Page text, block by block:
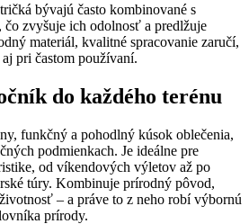
bývajú často kombinované s
čo zvyšuje ich odolnosť a predlžuje
materiál, kvalitné spracovanie zaručí,
pri častom používaní.
do každého terénu
funkčný a pohodlný kúsok oblečenia,
podmienkach. Je ideálne pre
od víkendových výletov až po
túry. Kombinuje prírodný pôvod,
– a práve to z neho robí výbornú
prírody.